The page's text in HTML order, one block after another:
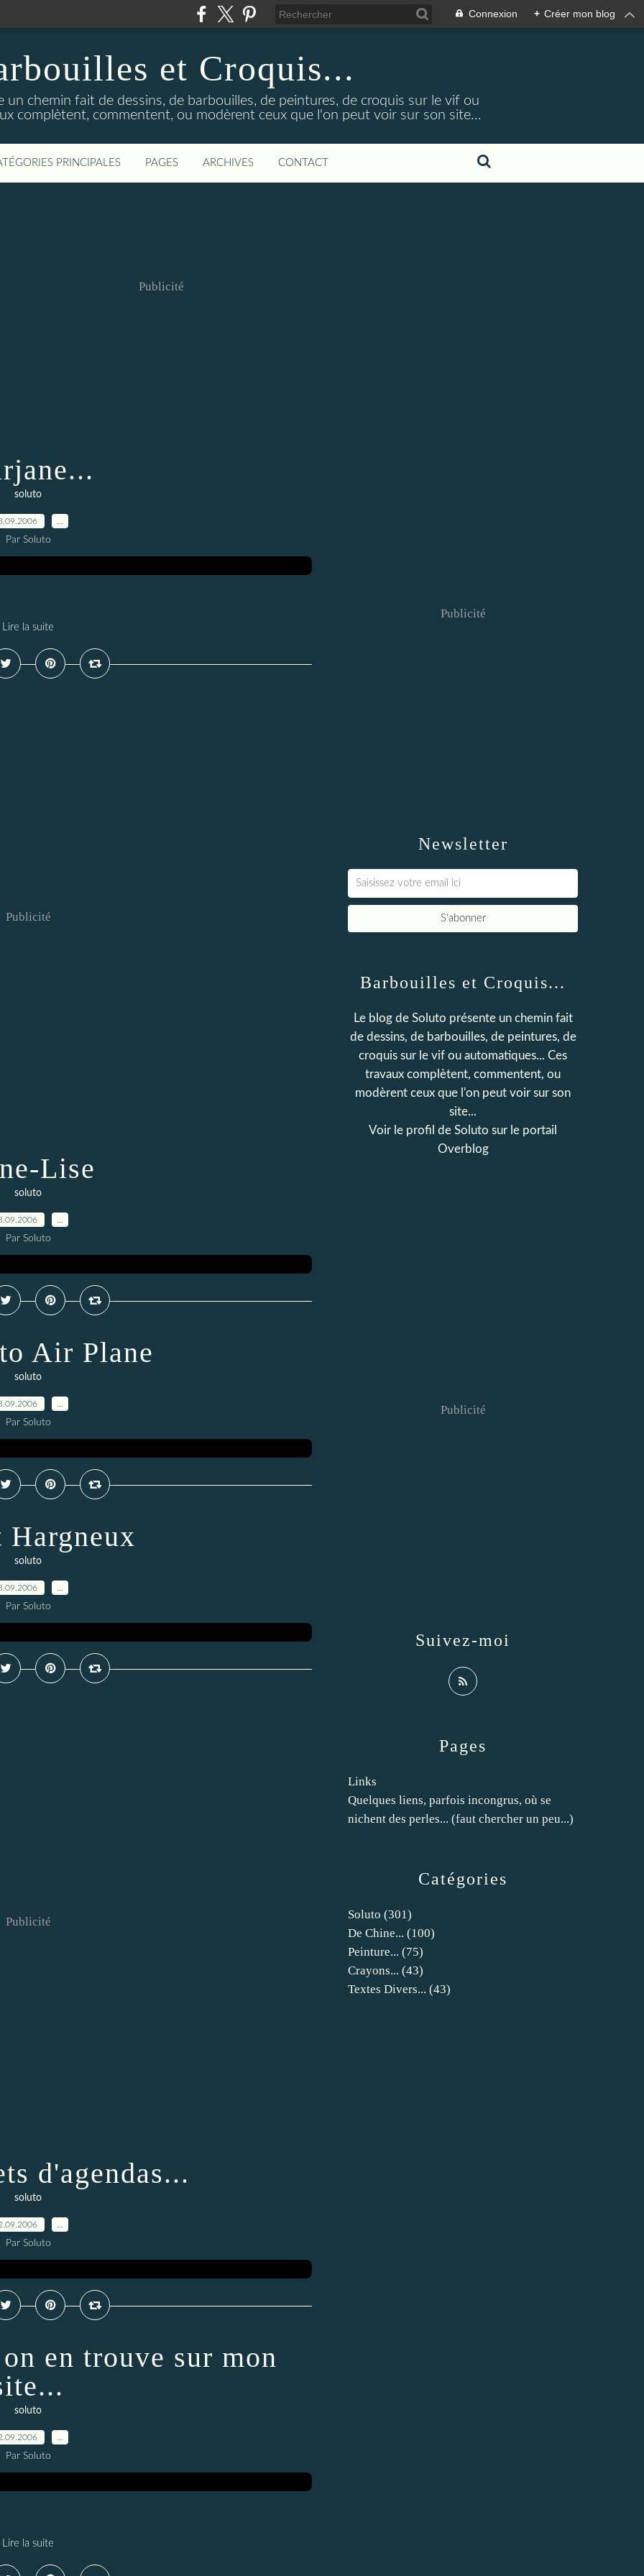
Connexion + Créer mon blog
et Croquis...
un chemin fait de dessins, de barbouilles, de peintures, de croquis sur le vif ou
complètent, commentent, ou modèrent ceux que l'on peut voir sur son site...
PRINCIPALES PAGES ARCHIVES CONTACT
Publicité
soluto
Par Soluto
Lire la suite
Publicité
Lise
soluto
Par Soluto
Air Plane
soluto
Par Soluto
Hargneux
soluto
Par Soluto
Publicité
d'agendas...
soluto
Par Soluto
en trouve sur mon
soluto
Par Soluto
Lire la suite
Newsletter
Publicité
Catégories
Soluto (301)
De Chine... (100)
Peinture... (75)
Crayons... (43)
Textes Divers... (43)
Pages
Links
Quelques liens, parfois incongrus, où se
nichent des perles... (faut chercher un peu...)
Barbouilles et Croquis...
Le blog de Soluto présente un chemin fait
de dessins, de barbouilles, de peintures, de
croquis sur le vif ou automatiques... Ces
travaux complètent, commentent, ou
modèrent ceux que l'on peut voir sur son
site...
Voir le profil de Soluto sur le portail
Overblog
Suivez-moi
Publicité